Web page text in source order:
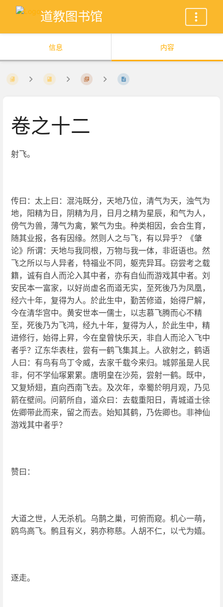
道教图书馆
信息 内容
卷之十二
射飞。
传曰：太上曰：混沌既分，天地乃位，清气为天，浊气为
地，阳精为日，阴精为月，日月之精为星辰，和气为人，
傍气为兽，薄气为禽，繁气为虫。种类相因，会合生育，
随其业报，各有因缘。然则人之与飞，有以异乎？《肇
论》所谓：天地与我同根，万物与我一体，非诳语也。然
飞之所以与人异者，特福业不同，躯壳异耳。窃尝考之载
籍，诚有自人而沦入其中者，亦有自仙而游戏其中者。刘
安民本一富家，以好尚虚名而道无实，至死後乃为凤凰，
经六十年，复得为人。於此生中，勤苦修道，始得尸解，
今在清华宫中。黄安世本一儒士，以志慕飞腾而心不精
至，死後乃为飞鸿，经九十年，复得为人，於此生中，精
进修行，始得上昇，今在皇曾快乐天，非自人而沦入飞中
者乎？辽东华表柱，尝有一鹤飞集其上。人欲射之，鹤语
人曰：有鸟有鸟丁令威，去家千载今来归。城郭虽是人民
非，何不学仙塚累累。唐明皇在沙苑，尝射一鹤。既中，
又复矫翅，直向西南飞去。及次年，幸蜀於明月观，乃见
箭在壁间。问箭所自，道众曰：去载重阳日，青城道士徐
佐卿带此而来，留之而去。始知其鹤，乃佐卿也。非神仙
游戏其中者乎？
赞曰：
大道之世，人无杀机。乌鹊之巢，可俯而窥。机心一萌，
鸥鸟高飞。鹘且有义，鸦亦称慈。人胡不仁，以弋为嬉。
逐走。